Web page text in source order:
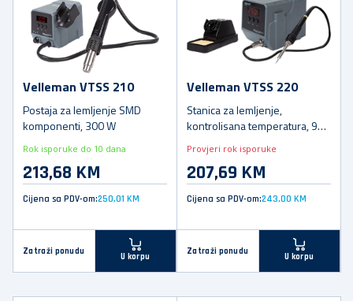
Velleman VTSS 210
Postaja za lemljenje SMD
komponenti, 300 W
Rok isporuke do 10 dana
213,68 KM
Cijena sa PDV-om:250,01 KM
Zatraži ponudu
U korpu
Velleman VTSS 220
Stanica za lemljenje,
kontrolisana temperatura, 90
W
Provjeri rok isporuke
207,69 KM
Cijena sa PDV-om:243,00 KM
Zatraži ponudu
U korpu